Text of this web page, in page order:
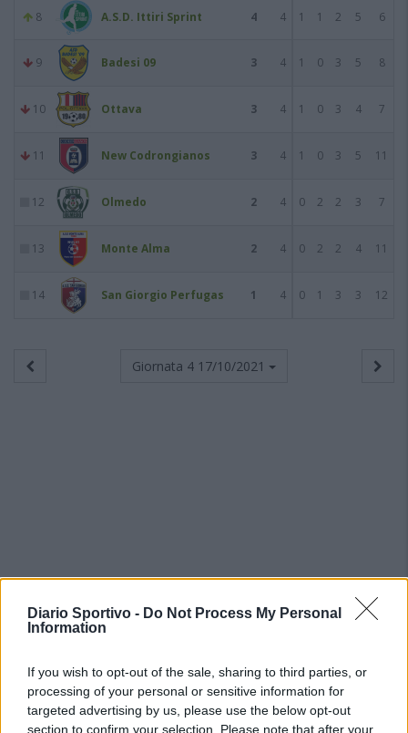
Diario Sportivo - Do Not Process My Personal
Information
If you wish to opt-out of the sale, sharing to third parties, or
processing of your personal or sensitive information for
targeted advertising by us, please use the below opt-out
section to confirm your selection. Please note that after your
8 A.S.D. Ittiri Sprint 4 4 1 1 2 5 6
9 Badesi 09 3 4 1 0 3 5 8
10 Ottava 3 4 1 0 3 4 7
11 New Codrongianos 3 4 1 0 3 5 11
12 Olmedo 2 4 0 2 2 3 7
13 Monte Alma 2 4 0 2 2 4 11
14 San Giorgio Perfugas 1 4 0 1 3 3 12
Giornata 4 17/10/2021